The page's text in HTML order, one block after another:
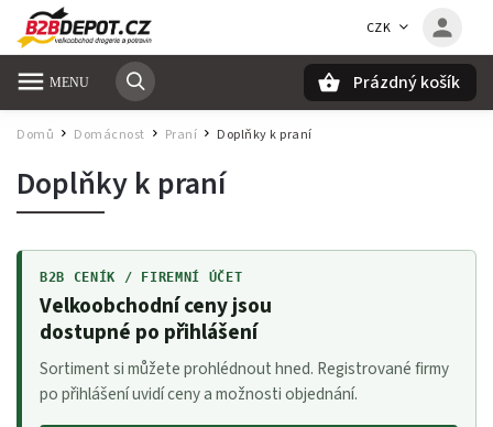
CZK
Prázdný košík
Domů / Domácnost Praní / Doplňky k praní
Doplňky k praní
B2B CENÍK / FIREMNÍ ÚČET
Velkoobchodní ceny jsou
dostupné po přihlášení
Sortiment si můžete prohlédnout hned. Registrované firmy
po přihlášení uvidí ceny a možnosti objednání.